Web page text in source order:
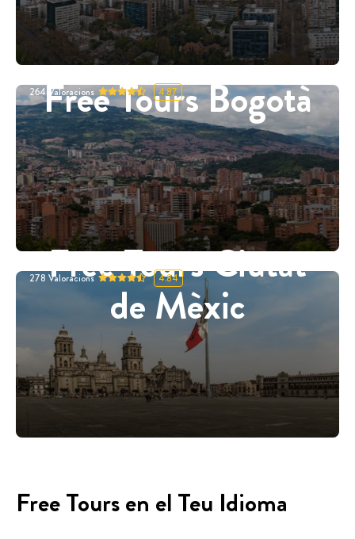
Free Tours Bogotà
264 Valoracions 4.87
Free Tours Ciutat
de Mèxic
278 Valoracions 4.84
Free Tours en el Teu Idioma